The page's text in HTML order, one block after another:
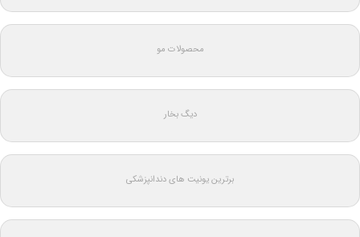
محصولات مو
دیگ بخار
برترین یونیت های دندانپزشکی